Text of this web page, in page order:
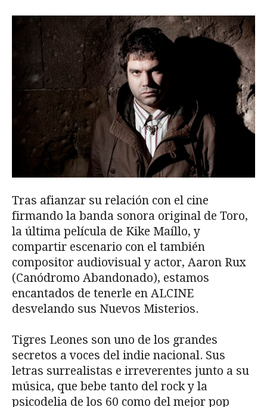
Tras afianzar su relación con el cine
firmando la banda sonora original de Toro,
la última película de Kike Maíllo, y
compartir escenario con el también
compositor audiovisual y actor, Aaron Rux
(Canódromo Abandonado), estamos
encantados de tenerle en ALCINE
desvelando sus Nuevos Misterios.
Tigres Leones son uno de los grandes
secretos a voces del indie nacional. Sus
letras surrealistas e irreverentes junto a su
música, que bebe tanto del rock y la
psicodelia de los 60 como del mejor pop